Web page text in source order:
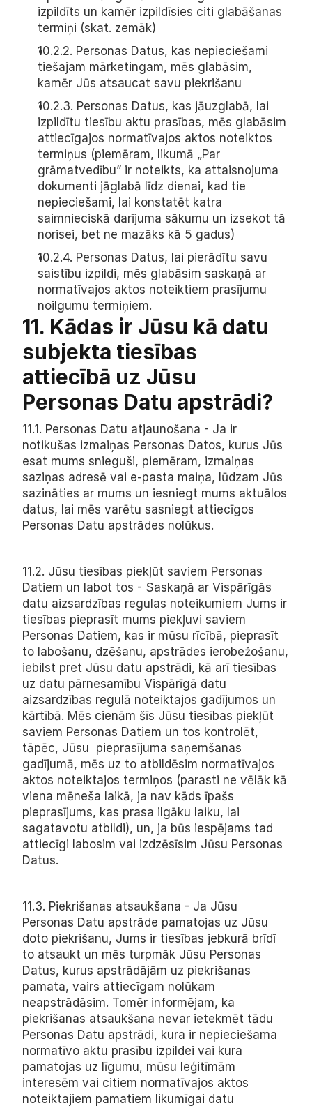
izpildīts un kamēr izpildīsies citi glabāšanas
termiņi (skat. zemāk)
10.2.2. Personas Datus, kas nepieciešami
tiešajam mārketingam, mēs glabāsim,
kamēr Jūs atsaucat savu piekrišanu
10.2.3. Personas Datus, kas jāuzglabā, lai
izpildītu tiesību aktu prasības, mēs glabāsim
attiecīgajos normatīvajos aktos noteiktos
termiņus (piemēram, likumā „Par
grāmatvedību” ir noteikts, ka attaisnojuma
dokumenti jāglabā līdz dienai, kad tie
nepieciešami, lai konstatēt katra
saimnieciskā darījuma sākumu un izsekot tā
norisei, bet ne mazāks kā 5 gadus)
10.2.4. Personas Datus, lai pierādītu savu
saistību izpildi, mēs glabāsim saskaņā ar
normatīvajos aktos noteiktiem prasījumu
noilgumu termiņiem.
11. Kādas ir Jūsu kā datu
subjekta tiesības
attiecībā uz Jūsu
Personas Datu apstrādi?
11.1. Personas Datu atjaunošana - Ja ir
notikušas izmaiņas Personas Datos, kurus Jūs
esat mums snieguši, piemēram, izmaiņas
saziņas adresē vai e-pasta maiņa, lūdzam Jūs
sazināties ar mums un iesniegt mums aktuālos
datus, lai mēs varētu sasniegt attiecīgos
Personas Datu apstrādes nolūkus.
11.2. Jūsu tiesības piekļūt saviem Personas
Datiem un labot tos - Saskaņā ar Vispārīgās
datu aizsardzības regulas noteikumiem Jums ir
tiesības pieprasīt mums piekļuvi saviem
Personas Datiem, kas ir mūsu rīcībā, pieprasīt
to labošanu, dzēšanu, apstrādes ierobežošanu,
iebilst pret Jūsu datu apstrādi, kā arī tiesības
uz datu pārnesamību Vispārīgā datu
aizsardzības regulā noteiktajos gadījumos un
kārtībā. Mēs cienām šīs Jūsu tiesības piekļūt
saviem Personas Datiem un tos kontrolēt,
tāpēc, Jūsu  pieprasījuma saņemšanas
gadījumā, mēs uz to atbildēsim normatīvajos
aktos noteiktajos termiņos (parasti ne vēlāk kā
viena mēneša laikā, ja nav kāds īpašs
pieprasījums, kas prasa ilgāku laiku, lai
sagatavotu atbildi), un, ja būs iespējams tad
attiecīgi labosim vai izdzēsīsim Jūsu Personas
Datus.
11.3. Piekrišanas atsaukšana - Ja Jūsu
Personas Datu apstrāde pamatojas uz Jūsu
doto piekrišanu, Jums ir tiesības jebkurā brīdī
to atsaukt un mēs turpmāk Jūsu Personas
Datus, kurus apstrādājām uz piekrišanas
pamata, vairs attiecīgam nolūkam
neapstrādāsim. Tomēr informējam, ka
piekrišanas atsaukšana nevar ietekmēt tādu
Personas Datu apstrādi, kura ir nepieciešama
normatīvo aktu prasību izpildei vai kura
pamatojas uz līgumu, mūsu leģitīmām
interesēm vai citiem normatīvajos aktos
noteiktajiem pamatiem likumīgai datu